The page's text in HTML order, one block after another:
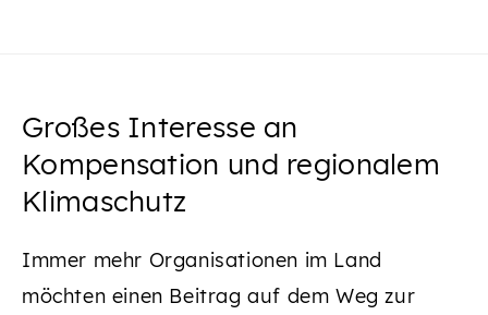
Großes Interesse an
Kompensation und regionalem
Klimaschutz
Immer mehr Organisationen im Land
möchten einen Beitrag auf dem Weg zur